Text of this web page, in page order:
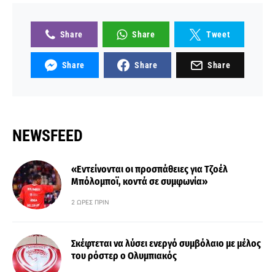
Share Share Tweet
Share Share Share
NEWSFEED
«Εντείνονται οι προσπάθειες για Τζοέλ
Μπόλομποϊ, κοντά σε συμφωνία»
2 ΏΡΕΣ ΠΡΙΝ
Σκέφτεται να λύσει ενεργό συμβόλαιο με μέλος
του ρόστερ ο Ολυμπιακός